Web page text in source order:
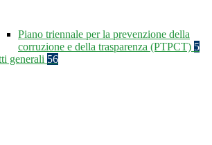
Piano triennale per la prevenzione della
corruzione e della trasparenza (PTPCT) 5
generali 56